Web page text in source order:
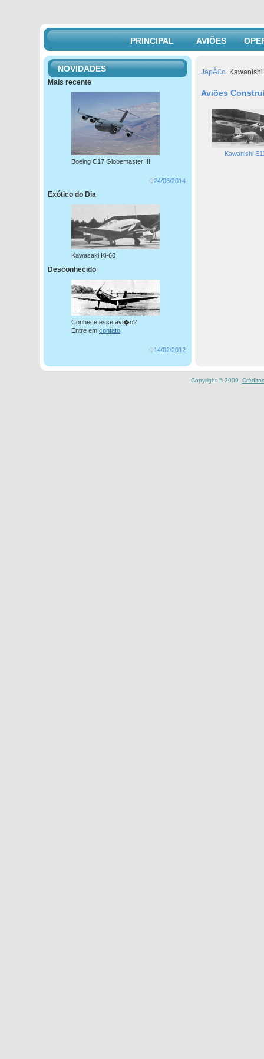
PRINCIPAL AVIÕES
JapÃ£o Kawanishi
Aviões
Kawanishi
NOVIDADES
Mais recente
Boeing C17 Globemaster III
24/06/2014
Exótico do Dia
Kawasaki Ki-60
Desconhecido
Conhece esse avi�o?
Entre em contato
14/02/2012
Copyright © 2009. Créditos